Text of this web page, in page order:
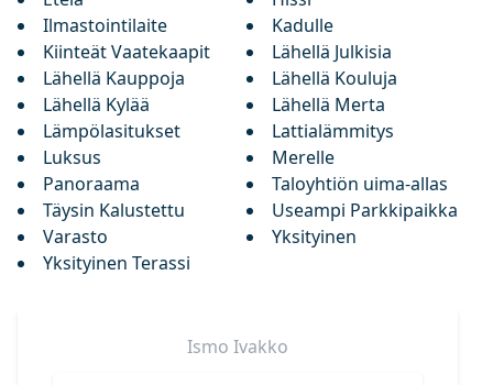
Ilmastointilaite
Kadulle
Kiinteät Vaatekaapit
Lähellä Julkisia
Lähellä Kauppoja
Lähellä Kouluja
Lähellä Kylää
Lähellä Merta
Lämpölasitukset
Lattialämmitys
Luksus
Merelle
Panoraama
Taloyhtiön uima-allas
Täysin Kalustettu
Useampi Parkkipaikka
Varasto
Yksityinen
Yksityinen Terassi
Ismo Ivakko